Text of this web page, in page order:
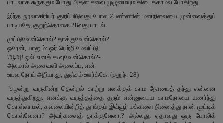
பாடலாக சுருக்கும் போது அதன் சுவை முழுமையும் கிடைக்காமல் போகிறது.
இந்த நூலாசிரியர் குறிப்பிடுவது போல பெண்ணின் மனநிலையை முன்வைத்துப்
பாடியதே, குறுந்தொகை 28வது பாடல்.
முட்டுவேன்கொல்? தாக்குவேன்கொல்?
ஓரேன், யானும்: ஓர் பெற்றி மேலிட்டு,
'ஆஅ! ஒல்' எனக் கூவுவேன்கொல்?-
அலமரல் அசைவளி அலைப்ப, என்
உயவு நோய் அறியாது, துஞ்சும் ஊர்க்கே. (குறுந்.-28)
"சுழன்று வருகின்ற தென்றல் காற்று எனக்குக் காம நோயைத் தந்து என்னை
வருத்துகிறது. எனக்கு வருத்தத்தை தரும் என்னுடைய காமநோயை உணர்ந்து
கொள்ளாமல், கவலையின்றித் தூங்கும் இவ்வூர் மக்களை நினைத்து நான் முட்டிக்
கொள்வேனா? அவர்களைத் தாக்குவேனா? அல்லது, ஏதாவது ஒரு போலிக்